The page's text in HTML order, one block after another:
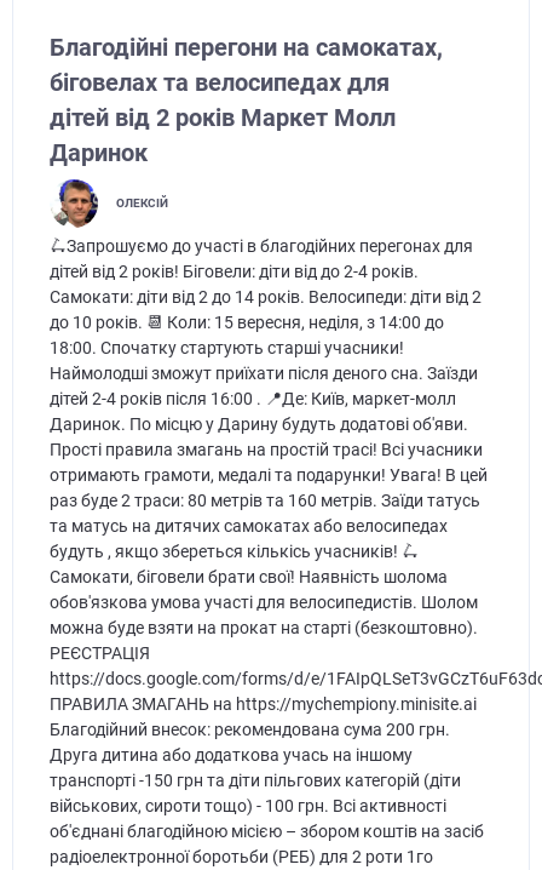
Благодійні перегони на самокатах,
біговелах та велосипедах для
дітей від 2 років Маркет Молл
Даринок
ОЛЕКСІЙ
🛴Запрошуємо до участі в благодійних перегонах для
дітей від 2 років! Біговели: діти від до 2-4 років.
Самокати: діти від 2 до 14 років. Велосипеди: діти від 2
до 10 років. 📆 Коли: 15 вересня, неділя, з 14:00 до
18:00. Спочатку стартують старші учасники!
Наймолодші зможут приїхати після деного сна. Заїзди
дітей 2-4 років після 16:00 . 📍Де: Київ, маркет-молл
Даринок. По місцю у Дарину будуть додатові об'яви.
Прості правила змагань на простій трасі! Всі учасники
отримають грамоти, медалі та подарунки! Увага! В цей
раз буде 2 траси: 80 метрів та 160 метрів. Заїди татусь
та матусь на дитячих самокатах або велосипедах
будуть , якщо збереться кількісь учасників! 🛴
Самокати, біговели брати свої! Наявність шолома
обов'язкова умова участі для велосипедистів. Шолом
можна буде взяти на прокат на старті (безкоштовно).
РЕЄСТРАЦІЯ
https://docs.google.com/forms/d/e/
ПРАВИЛА ЗМАГАНЬ на https://mychempiony.minisite.ai
Благодійний внесок: рекомендована сума 200 грн.
Друга дитина або додаткова учась на іншому
транспорті -150 грн та діти пільгових категорій (діти
військових, сироти тощо) - 100 грн. Всі активності
об'єднані благодійною місією – збором коштів на засіб
радіоелектронної боротьби (РЕБ) для 2 роти 1го